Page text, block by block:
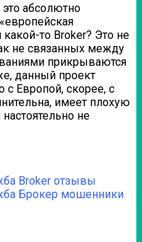
это абсолютно
то Broker? Это не
не связанных между
прикрываются
данный проект
Европой, скорее, с
имеет плохую
не
Broker отзывы
Брокер мошенники